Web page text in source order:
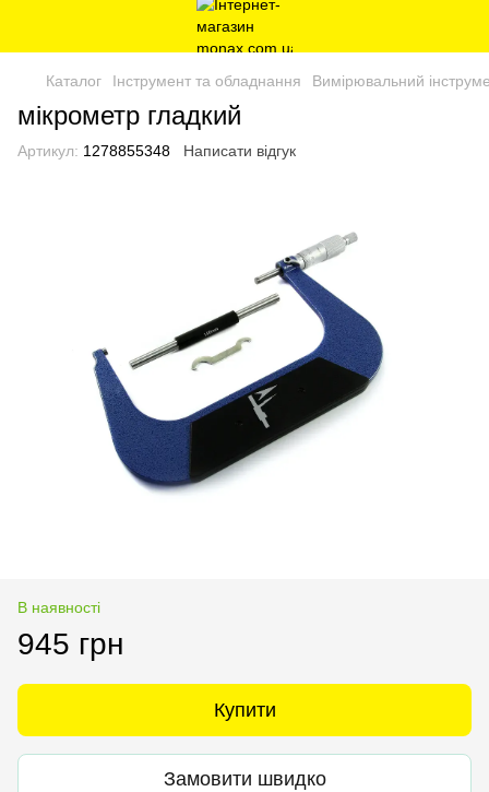
Каталог Інструмент та обладнання Вимірювальний
мікрометр гладкий
Артикул: 1278855348 Написати відгук
В наявності
945 грн
Купити
Замовити швидко